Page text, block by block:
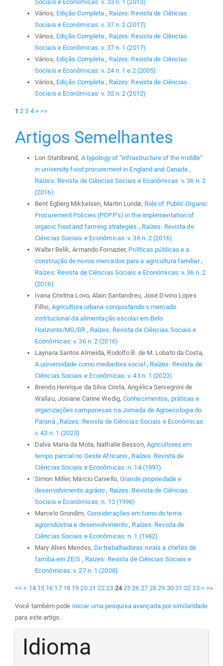
Sociais e Econômicas: v. 33 n. 1 (2013)
Vários, Edição Completa, Raízes: Revista de Ciências
Sociais e Econômicas: v. 37 n. 2 (2017)
Vários, Edição Completa, Raízes: Revista de Ciências
Sociais e Econômicas: v. 37 n. 1 (2017)
Vários, Edição Completa, Raízes: Revista de Ciências
Sociais e Econômicas: v. 24 n. 1 e 2 (2005)
Vários, Edição Completa, Raízes: Revista de Ciências
Sociais e Econômicas: v. 32 n. 2 (2012)
1 2 3 4 > >>
Artigos Semelhantes
Lori Stahlbrand, A typology of “infrastructure of the middle”
in university food procurement in England and Canada,
Raízes: Revista de Ciências Sociais e Econômicas: v. 36 n. 2
(2016)
Bent Egberg Mikkelsen, Martin Lundø, Role of Public Organic
Procurement Policies (POPP’s) in the implementation of
organic food and farming strategies , Raízes: Revista de
Ciências Sociais e Econômicas: v. 36 n. 2 (2016)
Walter Belik, Armando Fornazier, Políticas públicas e a
construção de novos mercados para a agricultura familiar,
Raízes: Revista de Ciências Sociais e Econômicas: v. 36 n. 2
(2016)
Ivana Cristina Lovo, Alain Santandreu, José Divino Lopes
Filho, Agricultura urbana conquistando o mercado
institucional da alimentação escolar em Belo
Horizonte/MG/BR , Raízes: Revista de Ciências Sociais e
Econômicas: v. 36 n. 2 (2016)
Laynara Santos Almeida, Rodolfo B. de M. Lobato da Costa,
A universidade como mediadora social , Raízes: Revista de
Ciências Sociais e Econômicas: v. 43 n. 1 (2023)
Brendo Henrique da Silva Costa, Angélica Servegnini de
Wallau, Josiane Carine Wedig,Conhecimentos, práticas e
organizações camponesas na Jornada de Agroecologia do
Paraná , Raízes: Revista de Ciências Sociais e Econômicas:
v. 43 n. 1 (2023)
Dalva Maria da Mota, Nathalie Besson, Agricultores em
tempo parcial no Oeste Africano, Raízes: Revista de
Ciências Sociais e Econômicas: n. 14 (1997)
Simon Miller, Márcio Caniello,Grande propriedade e
desenvolvimento agrário, Raízes: Revista de Ciências
Sociais e Econômicas: n. 13 (1996)
Marcelo Grondim, Considerações em torno do tema
agroindústria e desenvolvimento, Raízes: Revista de
Ciências Sociais e Econômicas: n. 1 (1982)
Mary Alves Mendes, De trabalhadoras rurais a chefes de
família em ZEIS , Raízes: Revista de Ciências Sociais e
Econômicas: v. 27 n. 1 (2008)
<< < 14 15 16 17 18 19 20 21 22 23 24 25 26 27 28 29 30 31 32 33 > >>
Você também pode iniciar uma pesquisa avançada por similaridade
para este artigo.
Idioma